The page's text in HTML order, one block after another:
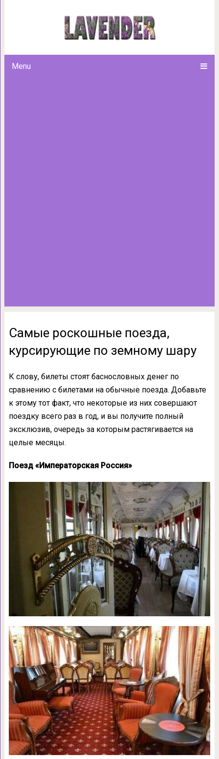
Menu
Самые роскошные поезда,
Самые роскошные поезда,
курсирующие по земному шару
К слову, билеты стоят баснословных денег по
сравнению с билетами на обычные поезда. Добавьте
к этому тот факт, что некоторые из них совершают
поездку всего раз в год, и вы получите полный
эксклюзив, очередь за которым растягивается на
целые месяцы.
Поезд «Императорская Россия»